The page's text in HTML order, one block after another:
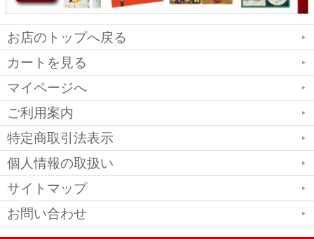
お店のトップへ戻る
カートを見る
マイページへ
ご利用案内
特定商取引法表示
個人情報の取扱い
サイトマップ
お問い合わせ